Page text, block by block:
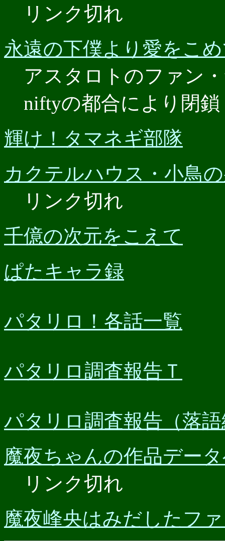
リンク切れ
永遠の下僕より愛をこ
アスタロトのファン
niftyの都合により閉鎖
輝け！タマネギ部隊
カクテルハウス・小鳥
リンク切れ
千億の次元をこえて
ぱたキャラ録
パタリロ！各話一覧
パタリロ調査報告Ｔ
パタリロ調査報告（落
魔夜ちゃんの作品デー
リンク切れ
魔夜峰央はみだしたフ